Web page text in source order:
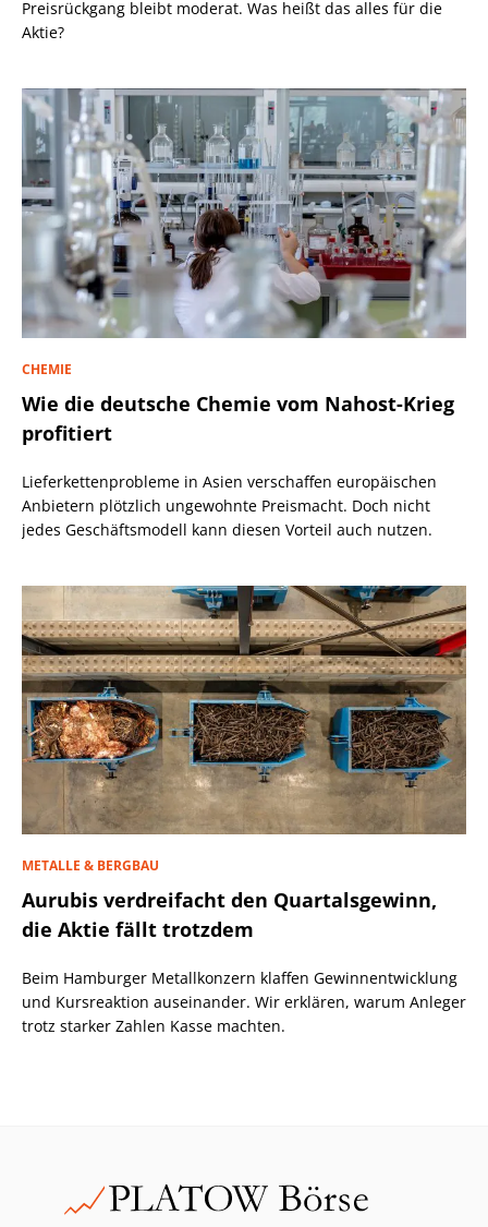
Preisrückgang bleibt moderat. Was heißt das alles für die
Aktie?
CHEMIE
Wie die deutsche Chemie vom Nahost-Krieg
profitiert
Lieferkettenprobleme in Asien verschaffen europäischen
Anbietern plötzlich ungewohnte Preismacht. Doch nicht
jedes Geschäftsmodell kann diesen Vorteil auch nutzen.
METALLE & BERGBAU
Aurubis verdreifacht den Quartalsgewinn,
die Aktie fällt trotzdem
Beim Hamburger Metallkonzern klaffen Gewinnentwicklung
und Kursreaktion auseinander. Wir erklären, warum Anleger
trotz starker Zahlen Kasse machten.